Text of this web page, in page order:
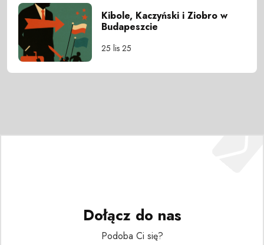
Kibole, Kaczyński i Ziobro w
Budapeszcie
25 lis 25
Dołącz do nas
Podoba Ci się?